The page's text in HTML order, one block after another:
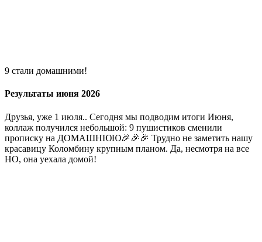
9 стали домашними!
Результаты июня 2026
Друзья, уже 1 июля.. Сегодня мы подводим итоги Июня,
коллаж получился небольшой: 9 пушистиков сменили
прописку на ДОМАШНЮЮ🎉🎉🎉 Трудно не заметить нашу
красавицу Коломбину крупным планом. Да, несмотря на все
НО, она уехала домой!